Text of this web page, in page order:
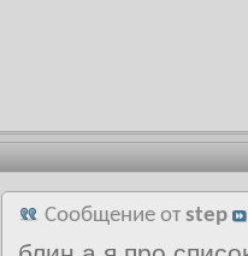
Сообщение от step